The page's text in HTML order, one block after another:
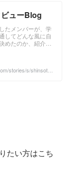
ューBlog
たメンバーが、学
してどんな風に自
めたのか、紹介し
stories/s/shinsotsu
たい方はこち